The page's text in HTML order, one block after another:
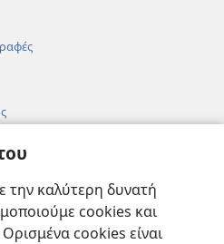
την καλύτερη δυνατή
cookies και
cookies είναι
Φορείς και ΜΜΕ